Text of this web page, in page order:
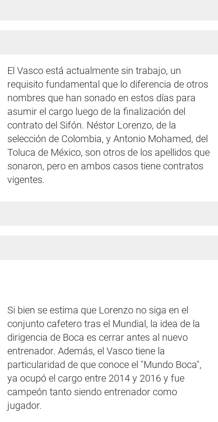
El Vasco está actualmente sin trabajo, un
requisito fundamental que lo diferencia de otros
nombres que han sonado en estos días para
asumir el cargo luego de la finalización del
contrato del Sifón. Néstor Lorenzo, de la
selección de Colombia, y Antonio Mohamed, del
Toluca de México, son otros de los apellidos que
sonaron, pero en ambos casos tiene contratos
vigentes.
Si bien se estima que Lorenzo no siga en el
conjunto cafetero tras el Mundial, la idea de la
dirigencia de Boca es cerrar antes al nuevo
entrenador. Además, el Vasco tiene la
particularidad de que conoce el "Mundo Boca",
ya ocupó el cargo entre 2014 y 2016 y fue
campeón tanto siendo entrenador como
jugador.